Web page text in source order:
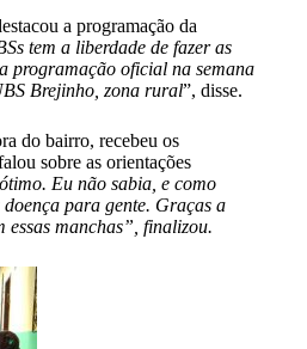
a programação da
tem a liberdade de fazer as
programação oficial na semana
Brejinho, zona rural”, disse.
do bairro, recebeu os
sobre as orientações
Eu não sabia, e como
para gente. Graças a
essas manchas”, finalizou.